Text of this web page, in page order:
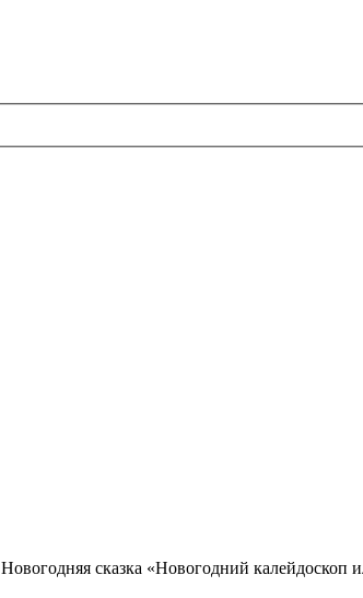
Новогодняя сказка «Новогодний калейдоскоп